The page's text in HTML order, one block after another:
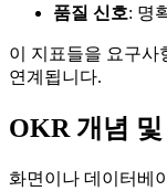
품질 신호: 명
이 지표들을 요구사
연계됩니다.
OKR 개념
화면이나 데이터베